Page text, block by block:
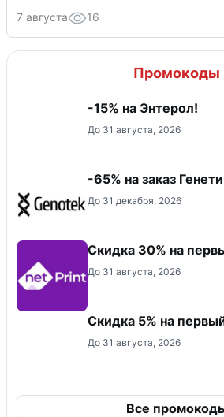
7 августа 16
Промокоды
-15% на Энтерол!
До 31 августа, 2026
-65% на заказ
До 31 декабря, 2026
Скидка 30% на
До 31 августа, 2026
Скидка 5% на
До 31 августа, 2026
Все